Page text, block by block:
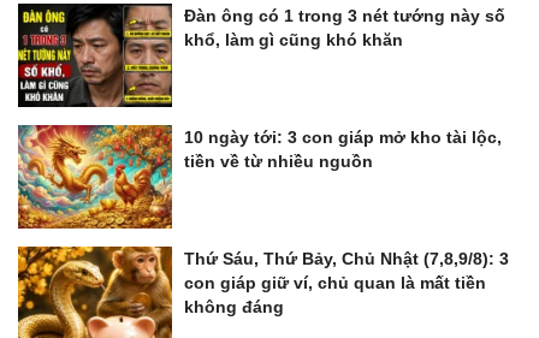
Đàn ông có 1 trong 3 nét tướng này số
khổ, làm gì cũng khó khăn
10 ngày tới: 3 con giáp mở kho tài lộc,
tiền về từ nhiều nguồn
Thứ Sáu, Thứ Bảy, Chủ Nhật (7,8,9/8): 3
con giáp giữ ví, chủ quan là mất tiền
không đáng